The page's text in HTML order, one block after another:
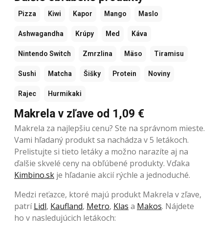
Pizza Kiwi Kapor Mango Maslo
Ashwagandha Krúpy Med Káva
Nintendo Switch Zmrzlina Mäso Tiramisu
Sushi Matcha Šišky Protein Noviny
Rajec Hurmikaki
Makrela v zľave od 1,09 €
Makrela za najlepšiu cenu? Ste na správnom mieste.
Vami hľadaný produkt sa nachádza v 5 letákoch.
Prelistujte si tieto letáky a možno narazíte aj na
ďalšie skvelé ceny na obľúbené produkty. Vďaka
Kimbino.sk je hľadanie akcií rýchle a jednoduché.
Medzi reťazce, ktoré majú produkt Makrela v zľave,
patríLidl, Kaufland, Metro, Klas a Makos. Nájdete
ho v nasledujúcich letákoch: